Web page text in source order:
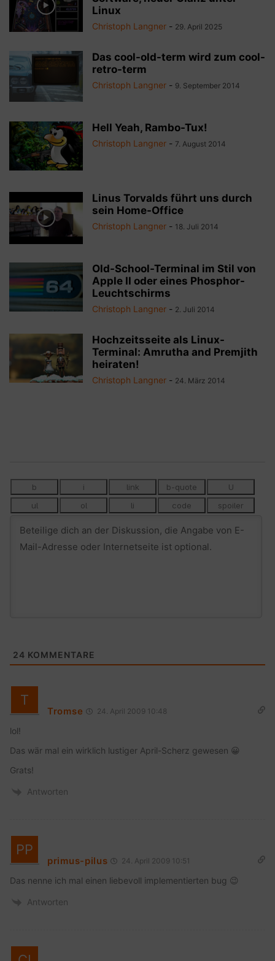
Linux
Christoph Langner - 29. April 2025
Das cool-old-term wird zum cool-
retro-term
Christoph Langner - 9. September 2014
Hell Yeah, Rambo-Tux!
Christoph Langner - 7. August 2014
Linus Torvalds führt uns durch
sein Home-Office
Christoph Langner - 18. Juli 2014
Old-School-Terminal im Stil von
Apple II oder eines Phosphor-
Leuchtschirms
Christoph Langner - 2. Juli 2014
Hochzeitsseite als Linux-
Terminal: Amrutha and Premjith
heiraten!
Christoph Langner - 24. März 2014
24 KOMMENTARE
Tromse 24. April 2009 10:48
lol!
Das wär mal ein wirklich lustiger April-Scherz gewesen 😀
Grats!
Antworten
primus-pilus 24. April 2009 10:51
Das nenne ich mal einen liebevoll implementierten bug 😉
Antworten